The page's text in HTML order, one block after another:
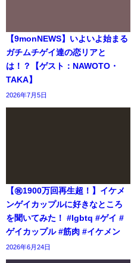
【9monNEWS】いよいよ始まる
ガチムチゲイ達の恋リアと
は！？【ゲスト：NAWOTO・
TAKA】
2026年7月5日
【㊗️1900万回再生超！】イケメ
ンゲイカップルに好きなところ
を聞いてみた！ #lgbtq #ゲイ #
ゲイカップル #筋肉 #イケメン
2026年6月24日